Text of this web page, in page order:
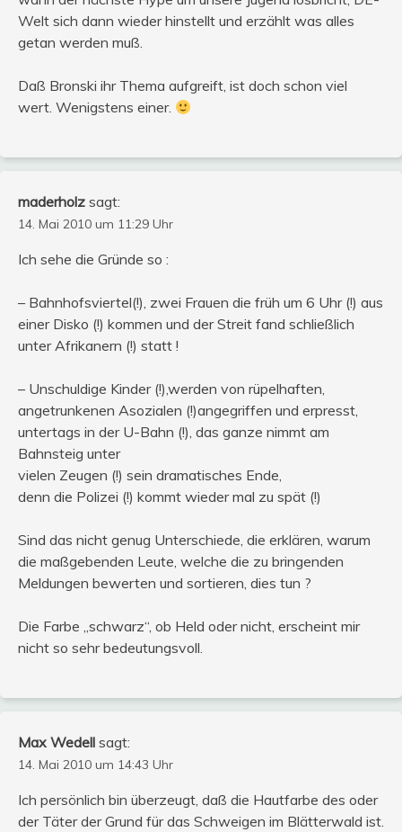
Welt sich dann wieder hinstellt und erzählt was alles
getan werden muß.
Daß Bronski ihr Thema aufgreift, ist doch schon viel
wert. Wenigstens einer.
maderholz sagt:
14. Mai 2010 um 11:29 Uhr
Ich sehe die Gründe so :
– Bahnhofsviertel(!), zwei Frauen die früh um 6 Uhr (!) aus
einer Disko (!) kommen und der Streit fand schließlich
unter Afrikanern (!) statt !
– Unschuldige Kinder (!),werden von rüpelhaften,
angetrunkenen Asozialen (!)angegriffen und erpresst,
untertags in der U-Bahn (!), das ganze nimmt am
Bahnsteig unter
vielen Zeugen (!) sein dramatisches Ende,
denn die Polizei (!) kommt wieder mal zu spät (!)
Sind das nicht genug Unterschiede, die erklären, warum
die maßgebenden Leute, welche die zu bringenden
Meldungen bewerten und sortieren, dies tun ?
Die Farbe „schwarz“, ob Held oder nicht, erscheint mir
nicht so sehr bedeutungsvoll.
Max Wedell sagt:
14. Mai 2010 um 14:43 Uhr
Ich persönlich bin überzeugt, daß die Hautfarbe des oder
der Täter der Grund für das Schweigen im Blätterwald ist.